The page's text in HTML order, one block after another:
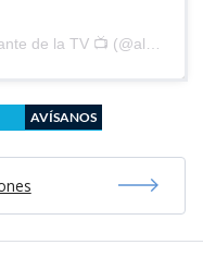
AVÍSANOS